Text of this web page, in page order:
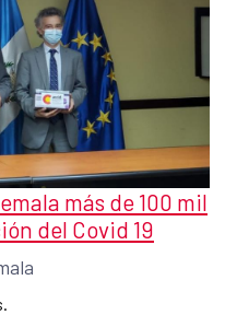
más de 100 mil
del Covid 19